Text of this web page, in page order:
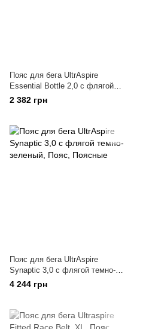
Пояс для бега UltrAspire
Essential Bottle 2,0 с флягой
черный
2 382 грн
Пояс для бега UltrAspire
Synaptic 3,0 с флягой темно-
зеленый
4 244 грн